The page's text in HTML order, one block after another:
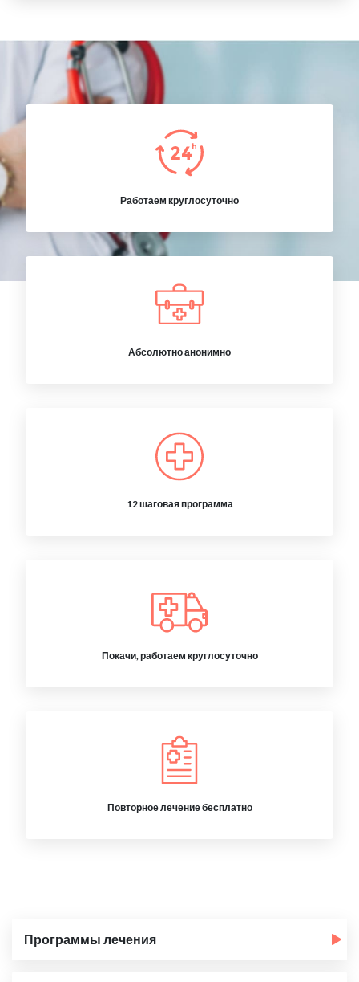
Работаем круглосуточно
Абсолютно анонимно
12 шаговая программа
Покачи, работаем круглосуточно
Повторное лечение бесплатно
Программы лечения